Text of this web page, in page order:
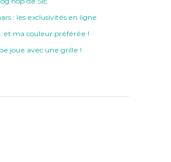
: les exclusivités en ligne
et ma couleur préférée !
joue avec une grille !